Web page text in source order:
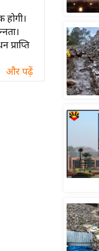
होगी।
प्राप्ति
और पढ़ें